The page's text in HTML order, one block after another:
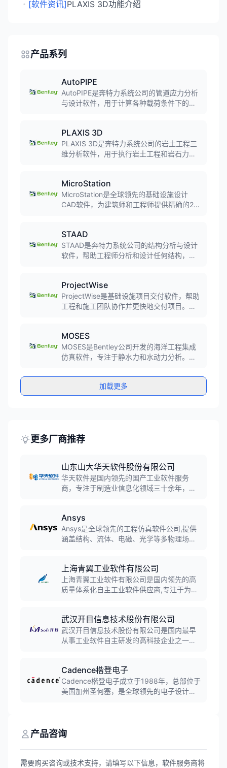
・ [软件资讯]PLAXIS 3D功能介绍
产品系列
AutoPIPE
AutoPIPE是奔特力系统公司的管道应力分析
与设计软件，用于计算各种载荷条件下的管
SACS）的互操作性，广泛应用于电力、化
工、石油天然气、核能等行业的管道系统设
计。
PLAXIS 3D
PLAXIS 3D是奔特力系统公司的岩土工程三
维分析软件，用于执行岩土工程和岩石力学
程、边坡工程、基坑工程等岩土工程项目。
MicroStation
MicroStation是全球领先的基础设施设计
CAD软件，为建筑师和工程师提供精确的2D
广泛应用于交通、水利、建筑等基础设施项
目的设计、文档编制和交付。
STAAD
STAAD是奔特力系统公司的结构分析与设计
软件，帮助工程师分析和设计任何结构，简
压力容器、大坝和隧道等结构的设计与分
析。
ProjectWise
ProjectWise是基础设施项目交付软件，帮助
工程和施工团队协作并更快地交付项目。软
查，集成GIS等功能，赋能团队应对复杂的基
础设施项目。
MOSES
MOSES是Bentley公司开发的海洋工程集成
仿真软件，专注于静水力和水动力分析。软
域仿真，能够分析浮式系统的稳定性、运动
响应、系泊系统性能等，帮助工程师优化海
洋项目设计，降低工程风险。
加载更多
更多厂商推荐
山东山大华天软件股份有限公司
华天软件是国内领先的国产工业软件服务
商，专注于制造业信息化领域三十余年，拥
全流程工业软件，服务航空航天、汽车制
造、能源化工等三千多家企业，是支撑我国
智能制造的核心厂商。
Ansys
Ansys是全球领先的工程仿真软件公司,提供
涵盖结构、流体、电磁、光学等多物理场的
思科技以350亿美元收购,成为从芯片到系统
工程的领导者。
上海青翼工业软件有限公司
上海青翼工业软件有限公司是国内领先的高
质量体系化自主工业软件供应商,专注于为研
青翼CAE、青翼CAM、青翼PLM等系列产品,
服务2000多家高端制造业客户,覆盖汽车、
装备制造、高科技电子等多个行业领域。
武汉开目信息技术股份有限公司
武汉开目信息技术股份有限公司是国内最早
从事工业软件自主研发的高科技企业之一，
生产制造等业务过程的一体化智能制造解决
方案，是中国高端工业软件领导品牌和领先
的PLM产品解决方案供应商。
Cadence楷登电子
Cadence楷登电子成立于1988年，总部位于
美国加州圣何塞，是全球领先的电子设计自
完整性分析等领域，服务于全球半导体和电
产品咨询
需要购买咨询或技术支持，请填写以下信息，软件服务商将